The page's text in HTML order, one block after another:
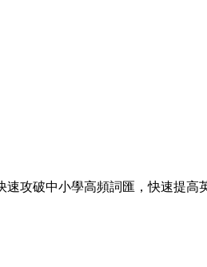
攻破中小學高頻詞匯，快速提高